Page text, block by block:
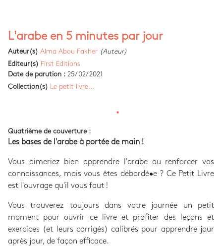
L'arabe en 5 minutes par jour
Auteur(s) Alma Abou Fakher (Auteur)
Editeur(s) First Editions
Date de parution : 25/02/2021
Collection(s)
Le petit livre...
Quatrième de couverture :
Les bases de l'arabe à portée de main !
Vous aimeriez bien apprendre l'arabe ou renforcer vos
connaissances, mais vous êtes débordé•e ? Ce Petit Livre
est l'ouvrage qu'il vous faut !
Vous trouverez toujours dans votre journée un petit
moment pour ouvrir ce livre et profiter des leçons et
exercices (et leurs corrigés) calibrés pour apprendre jour
après jour, de façon efficace.